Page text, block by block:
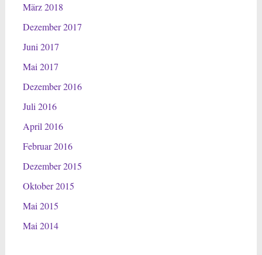
März 2018
Dezember 2017
Juni 2017
Mai 2017
Dezember 2016
Juli 2016
April 2016
Februar 2016
Dezember 2015
Oktober 2015
Mai 2015
Mai 2014